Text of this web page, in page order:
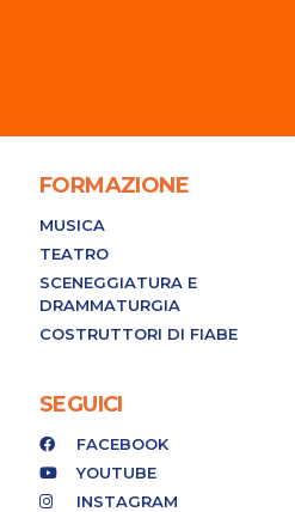
FORMAZIONE
MUSICA
TEATRO
SCENEGGIATURA E
DRAMMATURGIA
COSTRUTTORI DI FIABE
SEGUICI
FACEBOOK
YOUTUBE
INSTAGRAM